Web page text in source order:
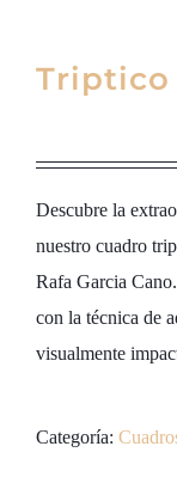
Triptico
Descubre la
nuestro cuadro
Rafa Garcia
con la técnica de
visualmente
Categoría: